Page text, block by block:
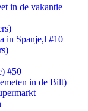
in de vakantie
in Spanje,l #10
#50
in de Bilt)